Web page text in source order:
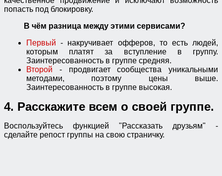
попасть под блокировку.
В чём разница между этими сервисами?
Первый- накручивает офферов, то есть людей,
которым платят за вступление в группу.
Заинтересованность в группе средняя.
Второй - продвигает сообщества уникальными
методами, поэтому цены выше.
Заинтересованность в группе высокая.
4. Расскажите всем о своей группе.
Воспользуйтесь функцией "Рассказать друзьям" -
сделайте репост группы на свою страничку.